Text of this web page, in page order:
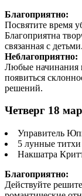
Благоприятно:
Посвятите время
Благоприятна
связанная с
Неблагоприятно:
Любые начинания
появиться
решений.
Четверг 18
Управитель
5 лунные
Накшатра
Благоприятно:
Действуйте